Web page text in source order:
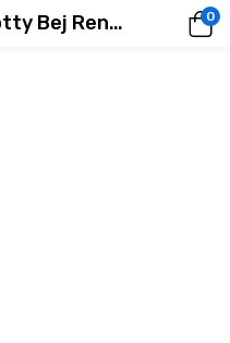
Green Fiber & Totty Bej Renkli Bebek Yumuşak Eldivenleri 0